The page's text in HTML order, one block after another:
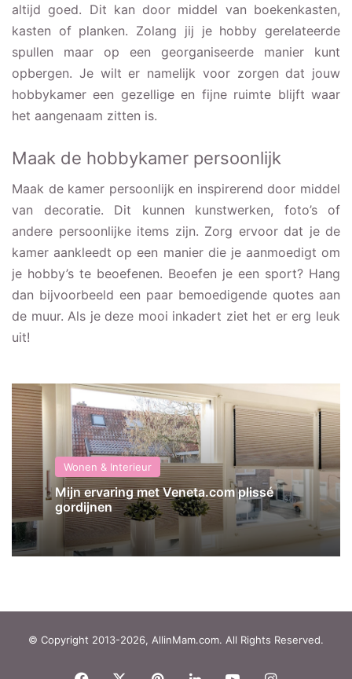
altijd goed. Dit kan door middel van boekenkasten,
kasten of planken. Zolang jij je hobby gerelateerde
spullen maar op een georganiseerde manier kunt
opbergen. Je wilt er namelijk voor zorgen dat jouw
hobbykamer een gezellige en fijne ruimte blijft waar
het aangenaam zitten is.
Maak de hobbykamer persoonlijk
Maak de kamer persoonlijk en inspirerend door middel
van decoratie. Dit kunnen kunstwerken, foto’s of
andere persoonlijke items zijn. Zorg ervoor dat je de
kamer aankleedt op een manier die je aanmoedigt om
je hobby’s te beoefenen. Beoefen je een sport? Hang
dan bijvoorbeeld een paar bemoedigende quotes aan
de muur. Als je deze mooi inkadert ziet het er erg leuk
uit!
Wonen & Interieur
Mijn ervaring met Veneta.com plissé
gordijnen
© Copyright 2013-2026, AllinMam.com. All Rights Reserved.